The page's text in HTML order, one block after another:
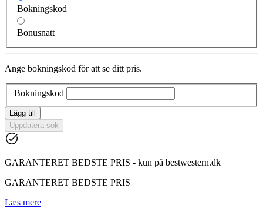
Bokningskod
Bonusnatt
Ange bokningskod för att se ditt pris.
Bokningskod
Lägg till
Uppdatera sök
GARANTERET BEDSTE PRIS - kun på bestwestern.dk
GARANTERET BEDSTE PRIS
Læs mere